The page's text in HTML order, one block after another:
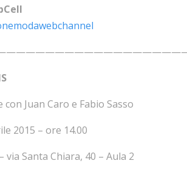
con Juan Caro e Fabio Sasso
2015 – ore 14.00
via Santa Chiara, 40 – Aula 2